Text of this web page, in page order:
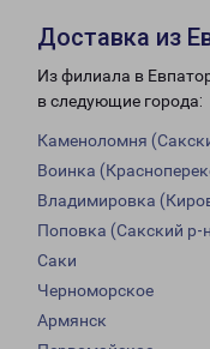
Доставка из
Из филиала в
в следующие города:
Каменоломня
Воинка
Владимировка
Поповка (Сакский р-
Саки
Черноморское
Армянск